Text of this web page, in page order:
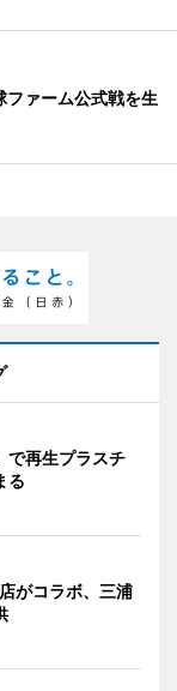
ァーム公式戦を生
で再生プラスチ
る
がコラボ、三浦